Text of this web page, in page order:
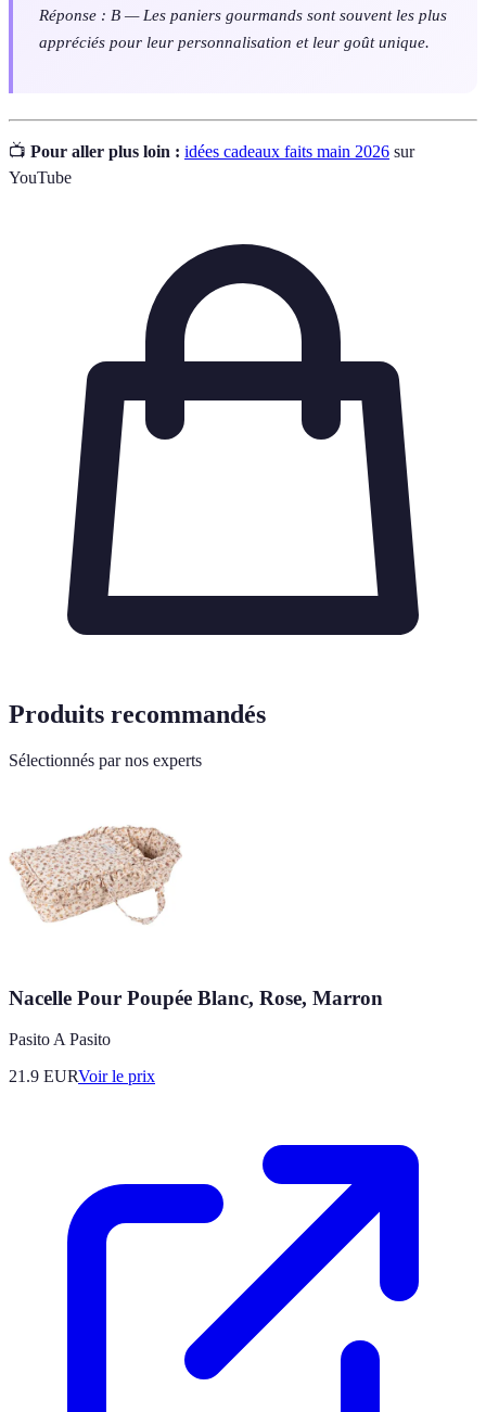
Réponse : B — Les paniers gourmands sont souvent les plus
appréciés pour leur personnalisation et leur goût unique.
📺 Pour aller plus loin : idées cadeaux faits main 2026 sur
YouTube
Produits recommandés
Sélectionnés par nos experts
Nacelle Pour Poupée Blanc, Rose, Marron
Pasito A Pasito
21.9 EURVoir le prix